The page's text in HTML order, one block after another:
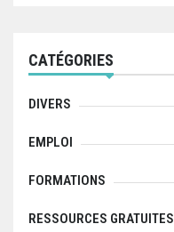
f
o
:
CATÉGORIES
DIVERS
EMPLOI
FORMATIONS
RESSOURCES GRATUITES